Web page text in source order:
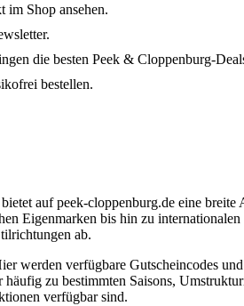
Shop ansehen.
die besten Peek & Cloppenburg-
bestellen.
auf peek-cloppenburg.de eine
Eigenmarken bis hin zu
ab.
werden verfügbare Gutscheincodes
zu bestimmten Saisons,
verfügbar sind.